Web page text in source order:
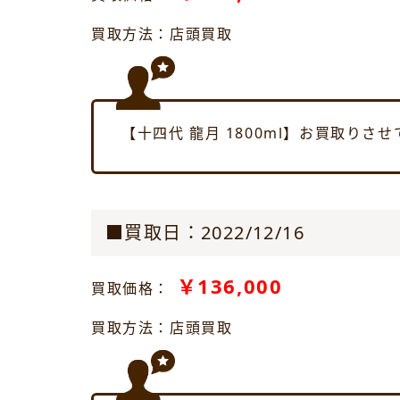
買取方法：店頭買取
【十四代 龍月 1800ml】お買取りさせ
■買取日：2022/12/16
買取価格： ￥136,000
買取方法：店頭買取